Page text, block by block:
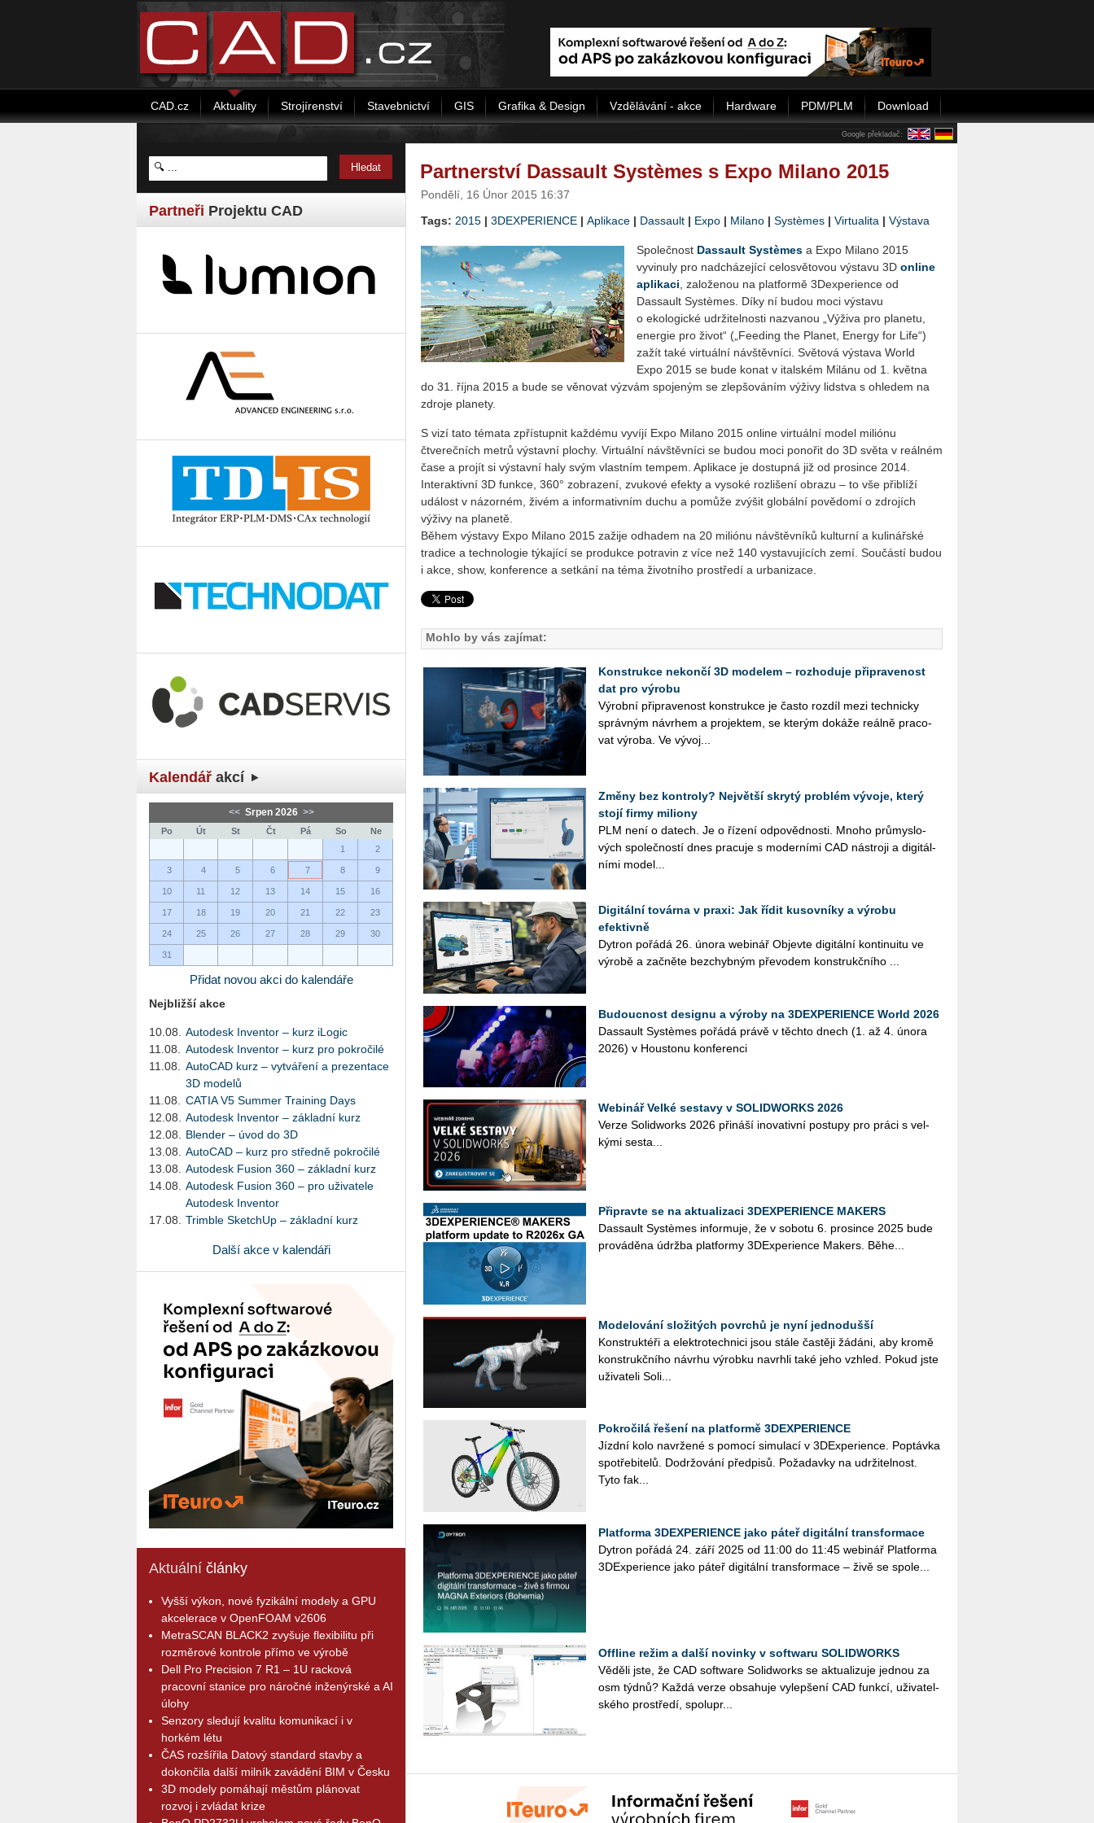
CAD.cz Aktuality Strojírenství Stavebnictví GIS Grafika & Design Vzdělávání - akce Hardware PDM/PLM Download
Google překladač:
Partneři Projektu CAD
Kalendář akcí
<< Srpen 2026 >>
Po Út St Čt Pá So
Ne
1
2
3 4 5 6 7 8 9
10 11 12 13 14 15 16
17 18 19 20 21 22 23
24 25 26 27 28 29 30
31
Přidat novou akci do kalendáře
Nejbližší akce
10.08.
Autodesk Inventor – kurz iLogic
11.08.
Autodesk Inventor – kurz pro pokročilé
11.08.
AutoCAD kurz – vytváření a prezentace
3D modelů
11.08.
CATIA V5 Summer Training Days
12.08.
Autodesk Inventor – základní kurz
12.08.
Blender – úvod do 3D
13.08.
AutoCAD – kurz pro středně pokročilé
13.08.
Autodesk Fusion 360 – základní kurz
14.08.
Autodesk Fusion 360 – pro uživatele
Autodesk Inventor
17.08.
Trimble SketchUp – základní kurz
Další akce v kalendáři
Aktuální články
Vyšší výkon, nové fyzikální modely a GPU
akcelerace v OpenFOAM v2606
MetraSCAN BLACK2 zvyšuje flexibilitu při
rozměrové kontrole přímo ve výrobě
Dell Pro Precision 7 R1 – 1U racková
pracovní stanice pro náročné inženýrské a AI
úlohy
Senzory sledují kvalitu komunikací i v
horkém létu
ČAS rozšířila Datový standard stavby a
dokončila další milník zavádění BIM v Česku
3D modely pomáhají městům plánovat
rozvoj i zvládat krize
Partnerství Dassault Systèmes s Expo Milano 2015
Pondělí, 16 Únor 2015 16:37
Tags: 2015 | 3DEXPERIENCE | Aplikace | Dassault | Expo | Milano | Systèmes | Virtualita | Výstava
Společnost Dassault Systèmes a Expo Milano 2015
vyvinuly pro nadcházející celosvětovou výstavu 3D online
aplikaci , založenou na platformě 3Dexperience od
Dassault Systèmes. Díky ní budou moci výstavu
o ekologické udržitelnosti nazvanou „Výživa pro planetu,
energie pro život“ („Feeding the Planet, Energy for Life“)
zažít také virtuální návštěvníci. Světová výstava World
Expo 2015 se bude konat v italském Milánu od 1. května
do 31. října 2015 a bude se věnovat výzvám spojeným se zlepšováním výživy lidstva s ohledem na
zdroje planety.
S vizí tato témata zpřístupnit každému vyvíjí Expo Milano 2015 online virtuální model miliónu
čtverečních metrů výstavní plochy. Virtuální návštěvníci se budou moci ponořit do 3D světa v reálném
čase a projít si výstavní haly svým vlastním tempem. Aplikace je dostupná již od prosince 2014.
Interaktivní 3D funkce, 360° zobrazení, zvukové efekty a vysoké rozlišení obrazu – to vše přiblíží
událost v názorném, živém a informativním duchu a pomůže zvýšit globální povědomí o zdrojích
výživy na planetě.
Během výstavy Expo Milano 2015 zažije odhadem na 20 miliónu návštěvníků kulturní a kulinářské
tradice a technologie týkající se produkce potravin z více než 140 vystavujících zemí. Součástí budou
i akce, show, konference a setkání na téma životního prostředí a urbanizace.
Mohlo by vás zajímat:
Konstrukce nekončí 3D modelem – rozhoduje připravenost
dat pro výrobu
Vý­rob­ní při­pra­ve­nost kon­struk­ce je často roz­díl mezi tech­nic­ky
správ­ným ná­vrhem a pro­jek­tem, se kte­rým do­ká­že re­ál­ně pra­co­
vat vý­ro­ba. Ve vý­vo­j...
Změny bez kontroly? Největší skrytý problém vývoje, který
stojí firmy miliony
PLM není o datech. Je o řízení odpovědnosti. Mnoho prů­mys­lo­
vých spo­leč­nos­tí dnes pra­cu­je s mo­der­ní­mi CAD ná­stro­ji a di­gi­tál­
ní­mi mo­de­l...
Digitální továrna v praxi: Jak řídit kusovníky a výrobu
efektivně
Dy­tron po­řá­dá 26. února webi­nář Ob­jev­te di­gi­tál­ní kon­ti­nu­i­tu ve
vý­ro­bě a za­čně­te bez­chyb­ným pře­vo­dem kon­strukč­ní­ho ...
Budoucnost designu a výroby na 3DEXPERIENCE World 2026
Das­sault Sys­tè­mes po­řá­dá právě v těch­to dnech (1. až 4. února
2026) v Hous­to­nu kon­fe­ren­ci
Webinář Velké sestavy v SOLIDWORKS 2026
Verze So­lid­works 2026 při­ná­ší ino­va­tiv­ní po­stu­py pro práci s vel­
ký­mi se­sta­...
Připravte se na aktualizaci 3DEXPERIENCE MAKERS
Das­sault Sys­tè­mes in­for­mu­je, že v so­bo­tu 6. pro­sin­ce 2025 bude
pro­vá­dě­na údrž­ba plat­for­my 3DE­x­pe­ri­en­ce Ma­kers. Běhe...
Modelování složitých povrchů je nyní jednodušší
Kon­struk­té­ři a elek­tro­tech­ni­ci jsou stále čas­tě­ji žá­dá­ni, aby kromě
kon­strukč­ní­ho ná­vr­hu vý­rob­ku na­vrh­li také jeho vzhled. Pokud jste
uži­va­te­li So­li...
Pokročilá řešení na platformě 3DEXPERIENCE
Jízd­ní kolo na­vr­že­né s po­mo­cí si­mu­la­cí v 3D­Ex­pe­ri­en­ce. Po­ptáv­ka
spo­tře­bi­te­lů. Do­dr­žo­vá­ní před­pi­sů. Po­ža­dav­ky na udr­ži­tel­nost.
Tyto fak­...
Platforma 3DEXPERIENCE jako páteř digitální transformace
Dy­tron po­řá­dá 24. září 2025 od 11:00 do 11:45 webi­nář Plat­for­ma
3D­Ex­pe­ri­en­ce jako páteř di­gi­tál­ní trans­for­ma­ce – živě se spo­le...
Offline režim a další novinky v softwaru SOLIDWORKS
Vě­dě­li jste, že CAD soft­ware So­lid­works se ak­tu­a­li­zu­je jed­nou za
osm týdnů? Každá verze ob­sa­hu­je vy­lep­še­ní CAD funk­cí, uži­va­tel­
ské­ho pro­stře­dí, spo­lu­pr...